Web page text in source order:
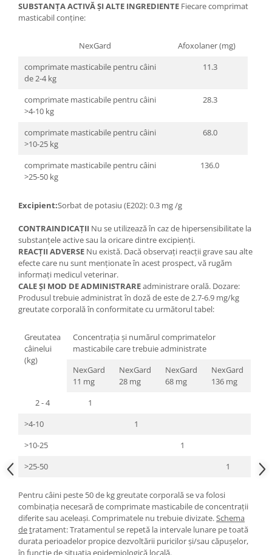
SUBSTANŢA ACTIVĂ ŞI ALTE INGREDIENTE Fiecare comprimat
masticabil conţine:
NexGard
Afoxolaner (mg)
comprimate masticabile pentru câini
de 2-4 kg
11.3
comprimate masticabile pentru câini
>4-10 kg
28.3
comprimate masticabile pentru câini
>10-25 kg
68.0
comprimate masticabile pentru câini
>25-50 kg
136.0
Excipient:Sorbat de potasiu (E202): 0.3 mg /g
CONTRAINDICAŢII Nu se utilizează în caz de hipersensibilitate la
substanţele active sau la oricare dintre excipienţi.
REACŢII ADVERSE Nu există. Dacă observaţi reacţii grave sau alte
efecte care nu sunt menţionate în acest prospect, vă rugăm
informaţi medicul veterinar.
CALE ŞI MOD DE ADMINISTRAREadministrare orală. Dozare:
Produsul trebuie administrat în doză de este de 2.7-6.9 mg/kg
greutate corporală în conformitate cu următorul tabel:
Greutatea
câinelui
(kg)
Concentraţia şi numărul comprimatelor
masticabile care trebuie administrate
NexGard
11 mg
NexGard
28 mg
NexGard
68 mg
NexGard
136 mg
2 - 4
1
>4-10
1
>10-25
1
>25-50
1
Pentru câini peste 50 de kg greutate corporală se va folosi
combinaţia necesară de comprimate masticabile de concentraţii
diferite sau aceleaşi. Comprimatele nu trebuie divizate.Schema
detratament: Tratamentul se repetă la intervale lunare pe toată
durata perioadelor propice dezvoltării puricilor şi/sau căpuşelor,
în funcţie de situaţia epidemiologică locală.